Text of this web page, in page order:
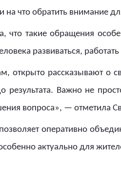
на что обратить внимание
что такие обращения
развиваться,
открыто рассказывают о
Важно не
вопроса», — отметила
оперативно
актуально для